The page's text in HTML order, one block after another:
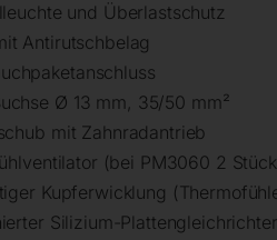
und Überlastschutz
Antirutschbelag
Ø 13 mm, 35/50 mm²
mit Zahnradantrieb
(bei PM3060 2
Kupferwicklung
Silizium-